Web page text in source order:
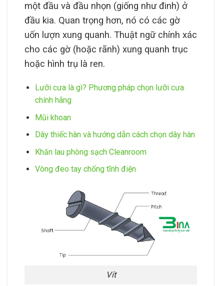
một đầu và đầu nhọn (giống như đinh) ở
đầu kia. Quan trọng hơn, nó có các gờ
uốn lượn xung quanh. Thuật ngữ chính xác
cho các gờ (hoặc rãnh) xung quanh trục
hoặc hình trụ là ren.
Lưỡi cưa là gì? Phương pháp chọn lưỡi cưa
chính hãng
Mũi khoan
Dây thiếc hàn và hướng dẫn cách chọn dây hàn
Khăn lau phòng sạch Cleanroom
Vòng đeo tay chống tĩnh điện
Vít